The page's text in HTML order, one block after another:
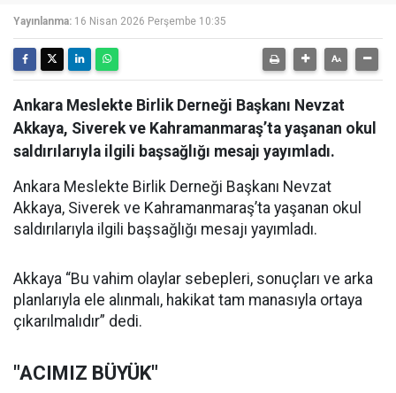
Yayınlanma: 16 Nisan 2026 Perşembe 10:35
Ankara Meslekte Birlik Derneği Başkanı Nevzat
Akkaya, Siverek ve Kahramanmaraş’ta yaşanan okul
saldırılarıyla ilgili başsağlığı mesajı yayımladı.
Ankara Meslekte Birlik Derneği Başkanı Nevzat
Akkaya, Siverek ve Kahramanmaraş’ta yaşanan okul
saldırılarıyla ilgili başsağlığı mesajı yayımladı.
Akkaya “Bu vahim olaylar sebepleri, sonuçları ve arka
planlarıyla ele alınmalı, hakikat tam manasıyla ortaya
çıkarılmalıdır” dedi.
"ACIMIZ BÜYÜK"